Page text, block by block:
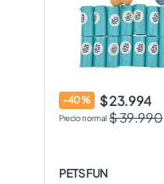
-40%
$ 23.994
$ 39.990
PETS FUN